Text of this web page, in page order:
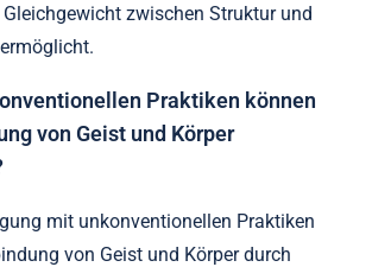
zwischen Struktur und
Praktiken können
von Geist und Körper
mit unkonventionellen Praktiken
von Geist und Körper durch